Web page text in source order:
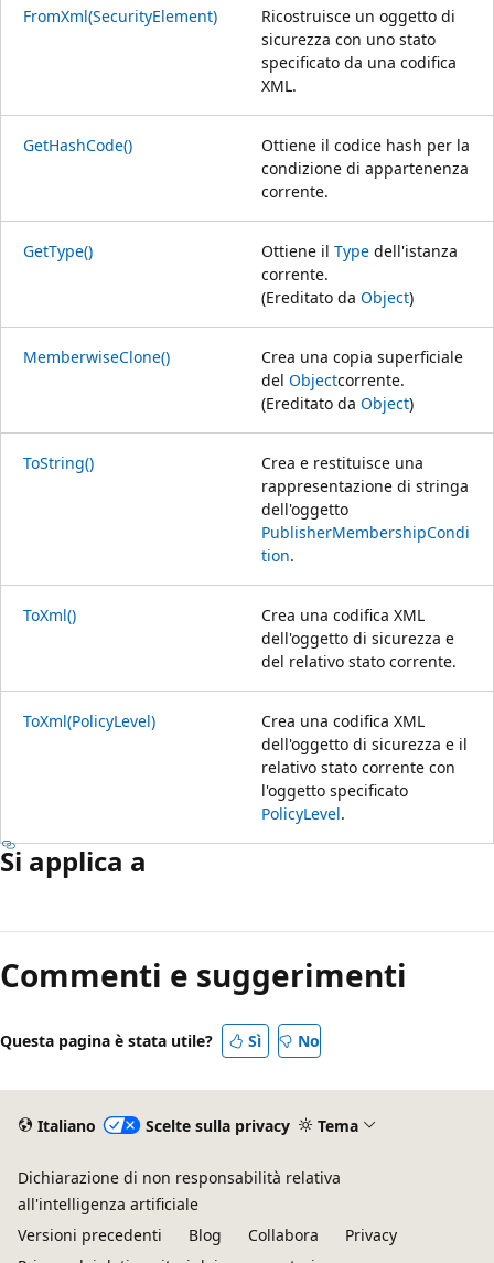
FromXml(SecurityElement)
Ricostruisce un oggetto di
sicurezza con uno stato
specificato da una codifica
XML.
GetHashCode()
Ottiene il codice hash per la
condizione di appartenenza
corrente.
GetType() Ottiene il Type dell'istanza
corrente.
(Ereditato da Object)
MemberwiseClone()
Crea una copia superficiale
del Objectcorrente.
(Ereditato da Object)
ToString()
Crea e restituisce una
rappresentazione di stringa
dell'oggetto
PublisherMembershipCondi
tion.
ToXml()
Crea una codifica XML
dell'oggetto di sicurezza e
del relativo stato corrente.
ToXml(PolicyLevel)
Crea una codifica XML
dell'oggetto di sicurezza e il
relativo stato corrente con
l'oggetto specificato
PolicyLevel.
Si applica a
Commenti e suggerimenti
Questa pagina è stata utile? Sì No
Italiano Scelte sulla privacy Tema
Dichiarazione di non responsabilità relativa
all'intelligenza artificiale
Versioni precedenti
Blog Collabora
Privacy